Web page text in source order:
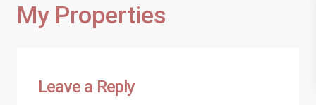
My Properties
Leave a Reply